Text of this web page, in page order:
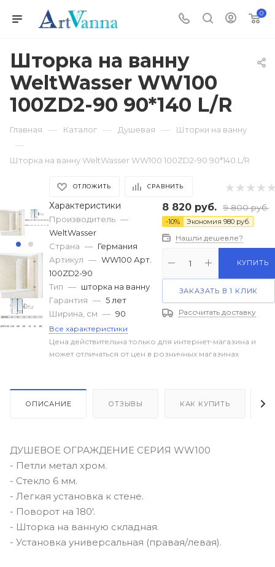
0
Шторка на ванну
WeltWasser WW100
100ZD2-90 90*140 L/R
Главная — Каталог — Душевая — Шторки на ванну
—
Шторка на ванну WeltWasser WW100 100ZD2-90 90*140 L/R
ОТЛОЖИТЬ СРАВНИТЬ
Характеристики
Производитель —
WeltWasser
Страна — Германия
Артикул — WW100 Арт.
100ZD2-90
Тип — шторка на ванну
Гарантия — 5 лет
Ширина, см — 90
Все характеристики
8 820 руб. 9 800руб.
-10% Экономия 980 руб.
Нашли дешевле?
КУПИТЬ
ЗАКАЗАТЬ В 1 КЛИК
Рассчитать доставку
Цена действительна только для интернет-магазина и
может отличаться от цен в розничных магазинах
ОПИСАНИЕ ОТЗЫВЫ КАК КУПИТЬ
ДУШЕВОЕ ОГРАЖДЕНИЕ СЕРИЯ WW100
- Петли метал хром.
- Стекло 6 мм.
- Легкая установка к стене.
- Поворот на 180'.
- Шторка на ванную складная.
- Установка универсальная (правая/левая).